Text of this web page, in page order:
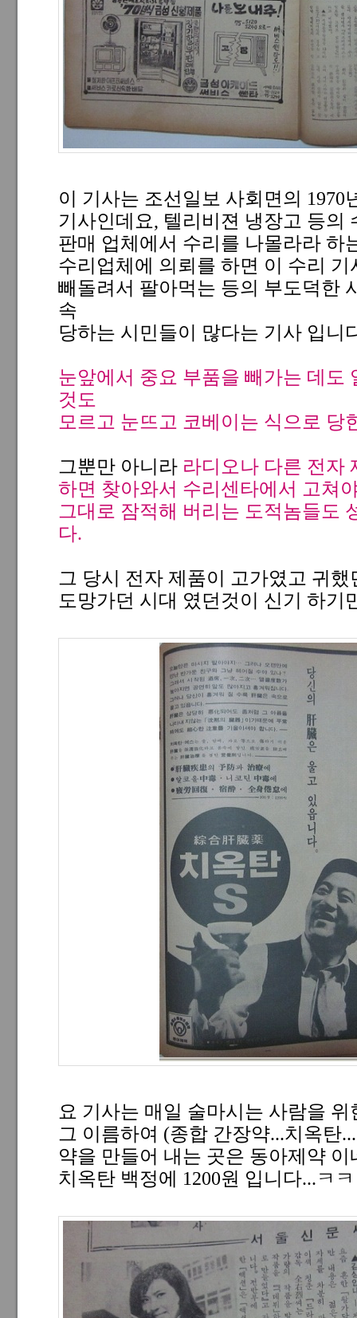
이 기사는 조선일보 사회면의 1970
기사인데요, 텔리비젼 냉장고 등의
판매 업체에서 수리를 나몰라라 하
수리업체에 의뢰를 하면 이 수리
빼돌려서 팔아먹는 등의 부도덕한
속
당하는 시민들이 많다는 기사 입니
눈앞에서 중요 부품을 빼가는 데도
것도
모르고 눈뜨고 코베이는 식으로 당
그뿐만 아니라 라디오나 다른 전자
하면 찾아와서 수리센타에서 고쳐
그대로 잠적해 버리는 도적놈들도
다.
그 당시 전자 제품이 고가였고 귀
도망가던 시대 였던것이 신기 하기
요 기사는 매일 술마시는 사람을
그 이름하여 (종합 간장약...치옥탄
약을 만들어 내는 곳은 동아제약 이
치옥탄 백정에 1200원 입니다...ㅋ